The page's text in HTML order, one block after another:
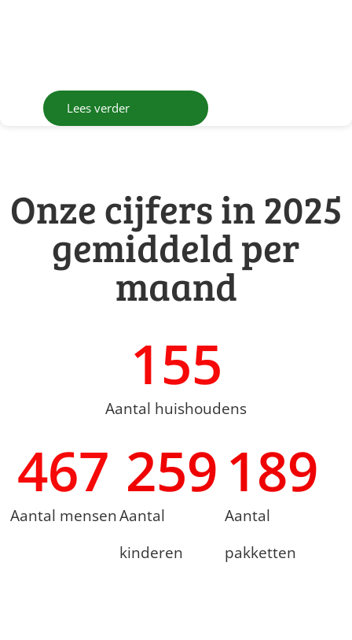
Lees verder
Onze cijfers in 2025
gemiddeld per
maand
Aantal huishoudens
155
Aantal mensen
467
Aantal
kinderen
259
Aantal
pakketten
189